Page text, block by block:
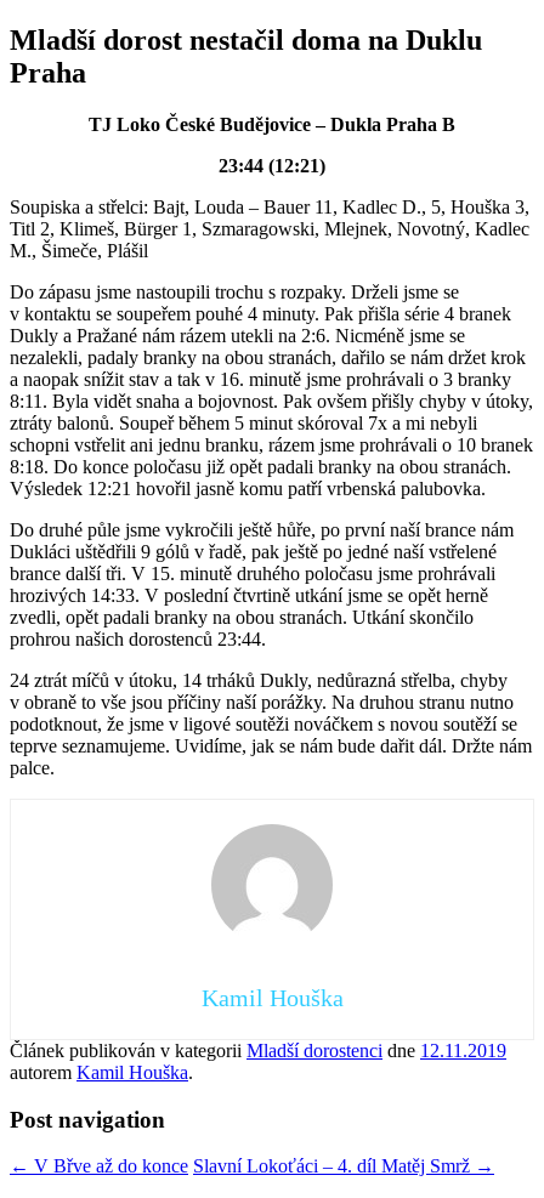
Mladší dorost nestačil doma na Duklu
Praha
TJ Loko České Budějovice – Dukla Praha B
23:44 (12:21)
Soupiska a střelci: Bajt, Louda – Bauer 11, Kadlec D., 5, Houška 3,
Titl 2, Klimeš, Bürger 1, Szmaragowski, Mlejnek, Novotný, Kadlec
M., Šimeče, Plášil
Do zápasu jsme nastoupili trochu s rozpaky. Drželi jsme se
v kontaktu se soupeřem pouhé 4 minuty. Pak přišla série 4 branek
Dukly a Pražané nám rázem utekli na 2:6. Nicméně jsme se
nezalekli, padaly branky na obou stranách, dařilo se nám držet krok
a naopak snížit stav a tak v 16. minutě jsme prohrávali o 3 branky
8:11. Byla vidět snaha a bojovnost. Pak ovšem přišly chyby v útoky,
ztráty balonů. Soupeř během 5 minut skóroval 7x a mi nebyli
schopni vstřelit ani jednu branku, rázem jsme prohrávali o 10 branek
8:18. Do konce poločasu již opět padali branky na obou stranách.
Výsledek 12:21 hovořil jasně komu patří vrbenská palubovka.
Do druhé půle jsme vykročili ještě hůře, po první naší brance nám
Dukláci uštědřili 9 gólů v řadě, pak ještě po jedné naší vstřelené
brance další tři. V 15. minutě druhého poločasu jsme prohrávali
hrozivých 14:33. V poslední čtvrtině utkání jsme se opět herně
zvedli, opět padali branky na obou stranách. Utkání skončilo
prohrou našich dorostenců 23:44.
24 ztrát míčů v útoku, 14 trháků Dukly, nedůrazná střelba, chyby
v obraně to vše jsou příčiny naší porážky. Na druhou stranu nutno
podotknout, že jsme v ligové soutěži nováčkem s novou soutěží se
teprve seznamujeme. Uvidíme, jak se nám bude dařit dál. Držte nám
palce.
Kamil Houška
Článek publikován v kategorii Mladší dorostenci dne 12.11.2019
autorem Kamil Houška.
Post navigation
← V Břve až do konce Slavní Lokoťáci – 4. díl Matěj Smrž →